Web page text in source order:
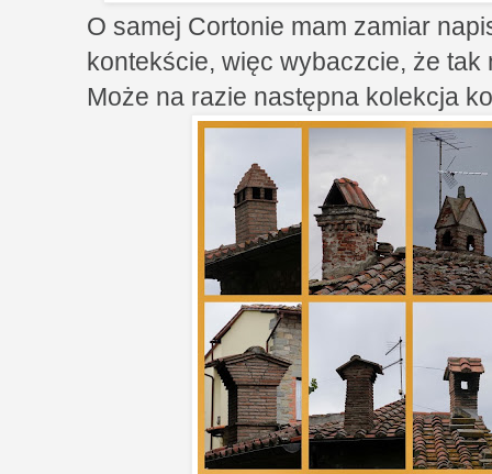
O samej Cortonie mam zamiar
kontekście, więc wybaczcie, że tak
Może na razie następna kolekcja